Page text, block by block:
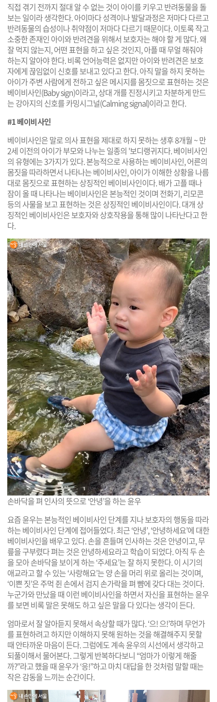
직접 겪기 전까지 절대 알 수 없는 것이 아이를 키우고 반려동물을 돌
보는 일이라 생각한다. 아이마다 성격이나 발달과정은 저마다 다르고
반려동물의 습성이나 취약점이 저마다 다르기 때문이다. 이토록 작고
소중한 존재인 아이와 반려견을 위해서 보호자는 해야 할 게 많다. 왜
잘 먹지 않는지, 어떤 표현을 하고 싶은 것인지, 아플 때 무얼 해줘야
하는지 알아야 한다. 비록 언어능력은 없지만 아이와 반려견은 보호
자에게 끊임없이 신호를 보내고 있다고 한다. 아직 말을 하지 못하는
아이가 주변 사람에게 전하고 싶은 메시지를 몸짓으로 표현하는 것은
베이비사인(Baby sign)이라고, 상대 개를 진정시키고 차분하게 만드
는 강아지의 신호를 카밍시그널(Calming signal)이라고 한다.
#1 베이비사인
베이비사인은 말로 의사 표현을 제대로 하지 못하는 생후 8개월 ~ 만
2세 이전의 아이가 부모와 나누는 일종의 '보디랭귀지다. 베이비사인
의 유형에는 3가지가 있다. 본능적으로 사용하는 베이비사인, 어른의
몸짓을 따라하면서 나타나는 베이비사인, 아이가 이해한 상황을 나름
대로 몸짓으로 표현하는 상징적인 베이비사인이다. 배가 고플 때나
잠이 올 때 나타나는 베이비사인은 본능적인 것이며 전화기, 리모콘
등의 사물을 보고 표현하는 것은 상징적인 베이비사인이다. 대개 상
징적인 베이비사인은 보호자와 상호작용을 통해 많이 나타난다고 한
다.
손바닥을 펴 인사의 뜻으로 ‘안녕’을 하는 윤우
요즘 윤우는 본능적인 베이비사인 단계를 지나 보호자의 행동을 따라
하는 베이비사인 단계에 접어들었다. 최근 ‘안녕’, ‘안녕하세요’에 대한
베이비사인을 배우고 있다. 손을 흔들며 인사하는 것은 안녕이고, 무
릎을 구부렸다 펴는 것은 안녕하세요라고 학습이 되었다. 아직 두 손
을 모아 손바닥을 보이게 하는 ‘주세요’는 잘 하지 못한다. 이 시기의
애교라고 할 수 있는 ‘사랑해요’는 양 손을 머리 위로 올리는 것이며,
‘이쁜 짓’은 주먹 쥔 손에서 검지 손가락을 펴 뺨에 갖다 대는 것이다.
누군가와 만났을 때 이런 베이비사인을 하면서 자신을 표현하는 윤우
를 보면 비록 말은 못해도 하고 싶은 말을 다 있다는 생각이 든다.
엄마로서 잘 알아듣지 못해서 속상할 때가 많다. ‘으! 으!’하며 무언가
를 표현하려고 하지만 이해하지 못해 원하는 것을 해결해주지 못할
때 안타까운 마음이 든다. 그럼에도 계속 윤우의 시선에서 생각하고
되풀이해서 물어본다. 그렇게 반복하다보니 “엄마가 이렇게 해줄
까?”라고 했을 때 윤우가 ‘응!”하고 마치 대답을 한 것처럼 말할 때는
작은 감동을 느끼는 순간이다.